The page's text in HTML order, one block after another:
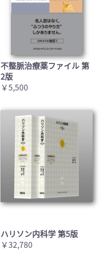
不整脈治療薬ファイル 第
2版
￥5,500
ハリソン内科学 第5版
￥32,780